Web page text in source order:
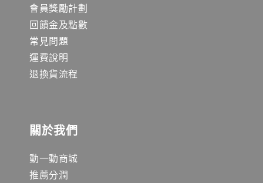
會員獎勵計劃
回饋金及點數
常見問題
運費說明
退換貨流程
關於我們
動一動商城
推薦分潤